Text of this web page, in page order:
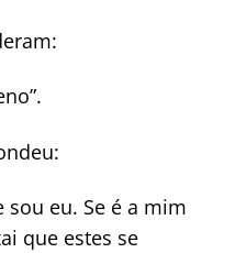
sou eu. Se é a mim
que estes se